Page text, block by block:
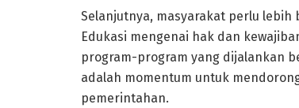
Selanjutnya, masyarakat perlu
Edukasi mengenai hak dan
program-program yang dijalankan
adalah momentum untuk
pemerintahan.